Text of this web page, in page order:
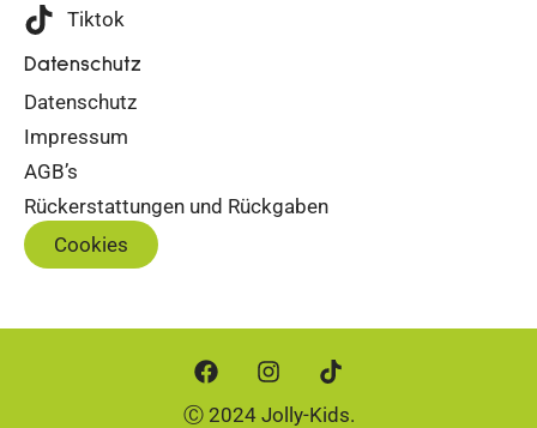
Tiktok
Datenschutz
Datenschutz
Impressum
AGB’s
Rückerstattungen und Rückgaben
Cookies
Ⓒ 2024 Jolly-Kids.